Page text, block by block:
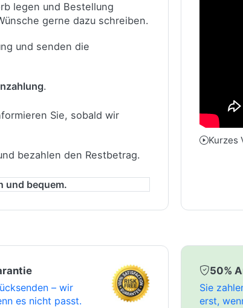
legen und Bestellung
gerne dazu schreiben.
und senden die
.
Sie, sobald wir
bezahlen den Restbetrag.
und bequem.
Kurzes
– wir
es nicht passt.
50%
Sie
erst,